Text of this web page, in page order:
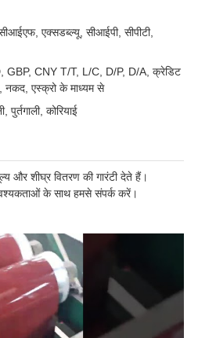
एक्सडब्ल्यू, सीआईपी, सीपीटी,
GBP, CNY T/T, L/C, D/P, D/A, क्रेडिट
एस्क्रो के माध्यम से
पुर्तगाली, कोरियाई
और शीघ्र वितरण की गारंटी देते हैं।
के साथ हमसे संपर्क करें।